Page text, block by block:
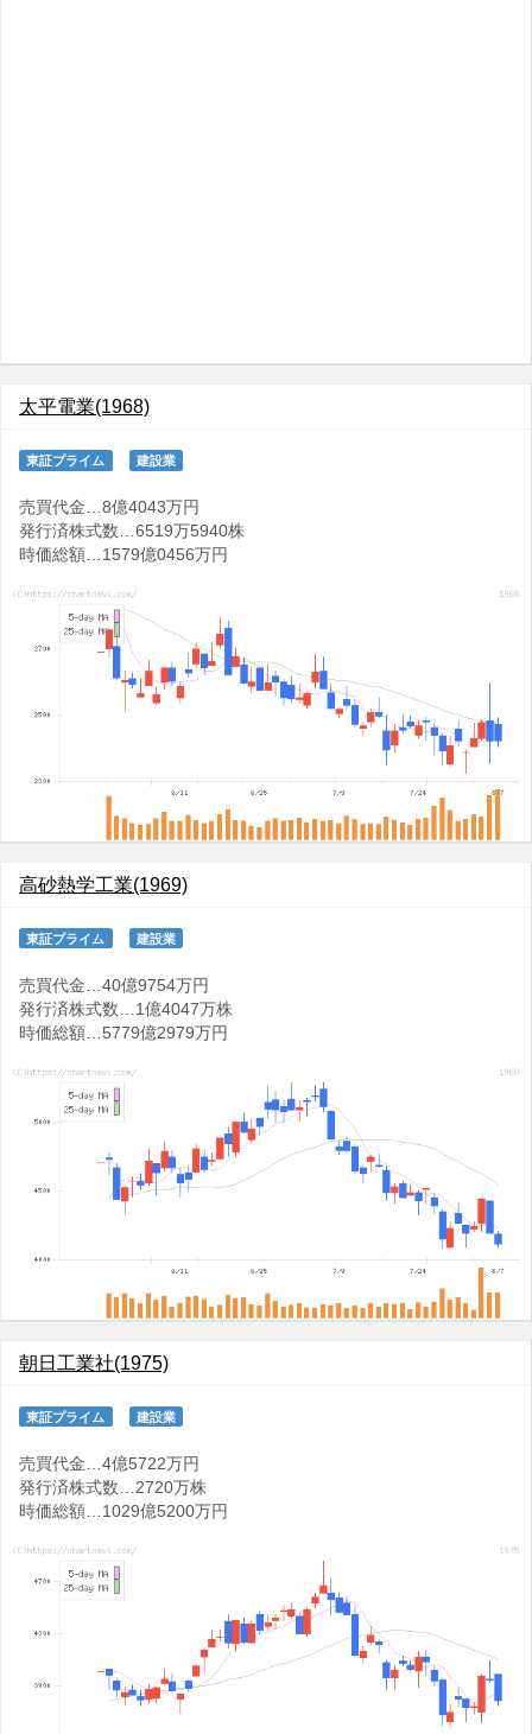
太平電業(1968)
東証プライム 建設業
売買代金…8億4043万円
発行済株式数…6519万5940株
時価総額…1579億0456万円
高砂熱学工業(1969)
東証プライム 建設業
売買代金…40億9754万円
発行済株式数…1億4047万株
時価総額…5779億2979万円
朝日工業社(1975)
東証プライム 建設業
売買代金…4億5722万円
発行済株式数…2720万株
時価総額…1029億5200万円